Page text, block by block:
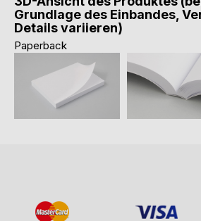
Grundlage des Einbandes,
Details variieren)
Paperback